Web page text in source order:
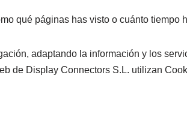
qué páginas has visto o cuánto tiempo
adaptando la información y los
de Display Connectors S.L. utilizan